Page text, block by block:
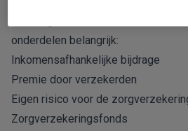
onderdelen belangrijk:
Inkomensafhankelijke bijdrage
Premie door verzekerden
Eigen risico voor de
Zorgverzekeringsfonds